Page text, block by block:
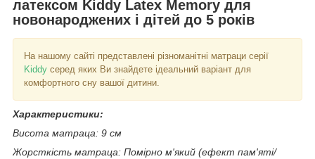
латексом Kiddy Latex Memory для
новонароджених і дітей до 5 років
На нашому сайті представлені різноманітні матраци серії
Kiddy серед яких Ви знайдете ідеальний варіант для
комфортного сну вашої дитини.
Характеристики:
Висота матраца: 9 см
Жорсткість матраца: Помірно м'який (ефект пам'яті/